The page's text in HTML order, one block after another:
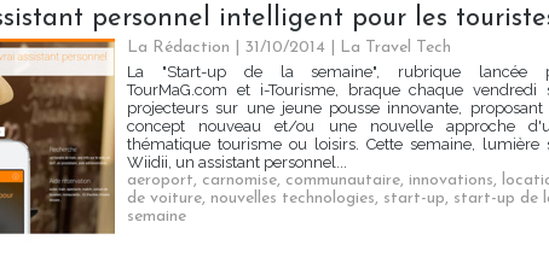
personnel intelligent pour les
La Rédaction | 31/10/2014
La Travel Tech
La "Start-up de la semaine", rubrique lancée
TourMaG.com et i-Tourisme, braque chaque vendredi
projecteurs sur une jeune pousse innovante, proposant
concept nouveau et/ou une nouvelle approche
thématique tourisme ou loisirs. Cette semaine, lumière
Wiidii, un assistant personnel...
aeroport, carnomise, communautaire, innovations,
de voiture, nouvelles technologies, start-up, start-up de
semaine